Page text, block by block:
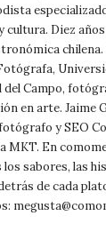
cultura. Diez
chilena.
del Campo,
en arte. Jaime
y SEO
MKT. En
los sabores, las
de cada